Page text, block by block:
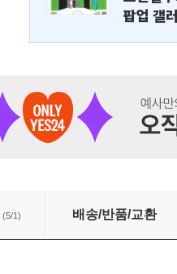
팝업 갤
(5/1) 배송/반품/교환